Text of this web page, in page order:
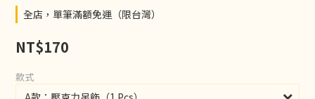
全店，單筆滿額免運（限台灣）
NT$170
款式